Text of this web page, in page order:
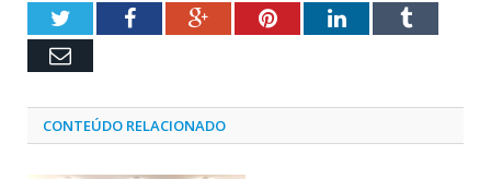
TwitterFacebookGoogle+PinterestLinkedInTumblr
Email
CONTEÚDO RELACIONADO